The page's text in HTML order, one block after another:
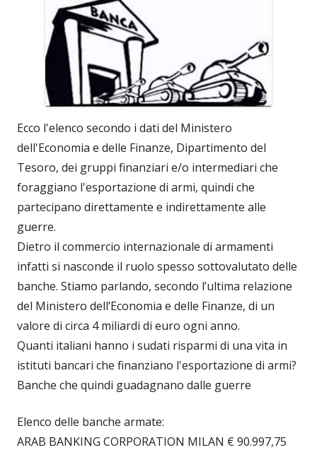
Ecco l'elenco secondo i dati del Ministero
dell'Economia e delle Finanze, Dipartimento del
Tesoro, dei gruppi finanziari e/o intermediari che
foraggiano l'esportazione di armi, quindi che
partecipano direttamente e indirettamente alle
guerre.
Dietro il commercio internazionale di armamenti
infatti si nasconde il ruolo spesso sottovalutato delle
banche. Stiamo parlando, secondo l’ultima relazione
del Ministero dell’Economia e delle Finanze, di un
valore di circa 4 miliardi di euro ogni anno.
Quanti italiani hanno i sudati risparmi di una vita in
istituti bancari che finanziano l'esportazione di armi?
Banche che quindi guadagnano dalle guerre
Elenco delle banche armate:
ARAB BANKING CORPORATION MILAN € 90.997,75